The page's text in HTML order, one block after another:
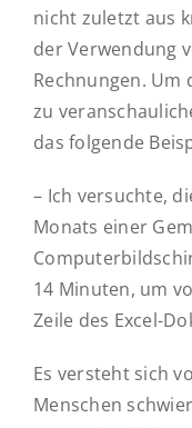
nicht zuletzt aus
der Verwendung
Rechnungen.
zu
das folgende
– Ich versuchte,
Monats einer
14 Minuten, um
Zeile des Excel-
Es versteht sich
Menschen